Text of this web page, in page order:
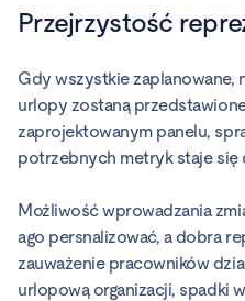
Przejrzystość
Gdy wszystkie zaplanowane,
urlopy zostaną
zaprojektowanym panelu,
potrzebnych metryk staje się
Możliwość wprowadzania
ago persnalizować, a dobra
zauważenie pracowników
urlopową organizacji, spadki